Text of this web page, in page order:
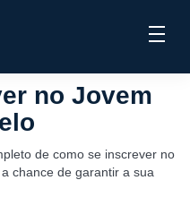
no Jovem
de como se inscrever no
chance de garantir a sua